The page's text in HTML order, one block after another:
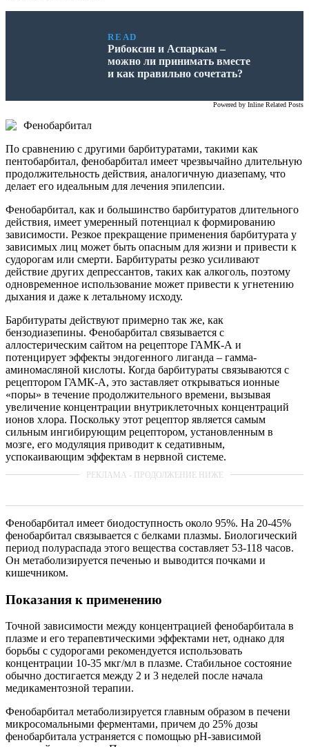
READ
Рибоксин и Аспаркам –
можно ли принимать вместе
и как правильно сочетать?
Powered by Inline Related Posts
Фенобарбитал
По сравнению с другими барбитуратами, такими как
пентобарбитал, фенобарбитал имеет чрезвычайно длительную
продолжительность действия, аналогичную диазепаму, что
делает его идеальным для лечения эпилепсии.
Фенобарбитал, как и большинство барбитуратов длительного
действия, имеет умеренный потенциал к формированию
зависимости. Резкое прекращение применения барбитурата у
зависимых лиц может быть опасным для жизни и привести к
судорогам или смерти. Барбитураты резко усиливают
действие других депрессантов, таких как алкоголь, поэтому
одновременное использование может привести к угнетению
дыхания и даже к летальному исходу.
Барбитураты действуют примерно так же, как
бензодиазепины. Фенобарбитал связывается с
аллостерическим сайтом на рецепторе ГАМК-А и
потенцирует эффекты эндогенного лиганда – гамма-
аминомасляной кислоты. Когда барбитураты связываются с
рецептором ГАМК-А, это заставляет открываться ионные
«поры» в течение продолжительного времени, вызывая
увеличение концентрации внутриклеточных концентраций
ионов хлора. Поскольку этот рецептор является самым
сильным ингибирующим рецептором, установленным в
мозге, его модуляция приводит к седативным,
успокаивающим эффектам в нервной системе.
Фенобарбитал имеет биодоступность около 95%. На 20-45%
фенобарбитал связывается с белками плазмы. Биологический
период полураспада этого вещества составляет 53-118 часов.
Он метаболизируется печенью и выводится почками и
кишечником.
Показания к применению
Точной зависимости между концентрацией фенобарбитала в
плазме и его терапевтическими эффектами нет, однако для
борьбы с судорогами рекомендуется использовать
концентрации 10-35 мкг/мл в плазме. Стабильное состояние
обычно достигается между 2 и 3 неделей после начала
медикаментозной терапии.
Фенобарбитал метаболизируется главным образом в печени
микросомальными ферментами, причем до 25% дозы
фенобарбитала устраняется с помощью рН-зависимой